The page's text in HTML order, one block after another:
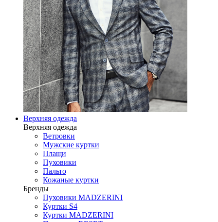
Верхняя одежда
Верхняя одежда
Ветровки
Мужские куртки
Плащи
Пуховики
Пальто
Кожаные куртки
Бренды
Пуховики MADZERINI
Куртки S4
Куртки MADZERINI